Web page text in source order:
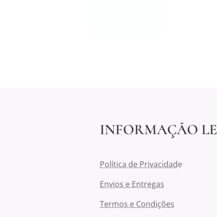
INFORMAÇÃO
Política de Privacidade
Envios e Entregas
Termos e Condições